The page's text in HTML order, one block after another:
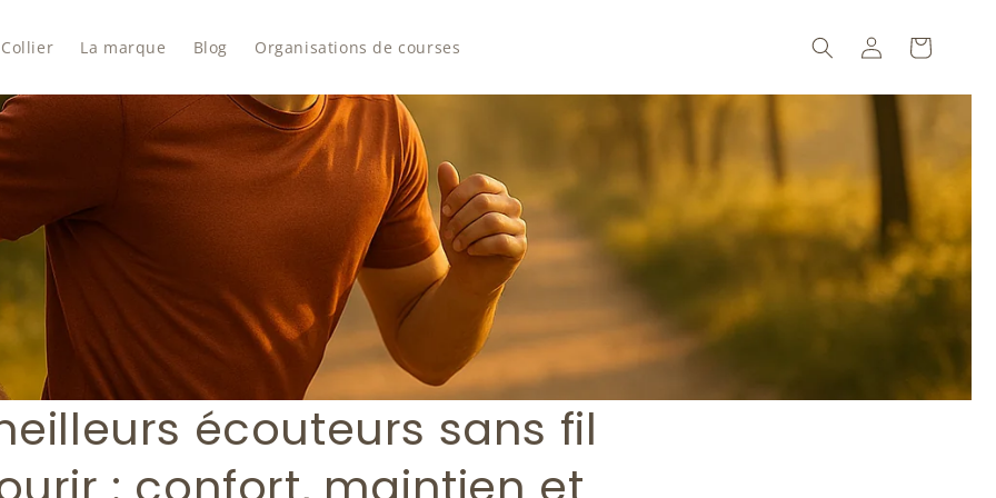
Collier La marque Blog Organisations de courses ConnexionPanier
écouteurs sans fil